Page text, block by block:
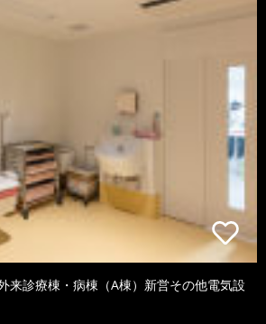
来診療棟・病棟（A棟）新営その他電気設